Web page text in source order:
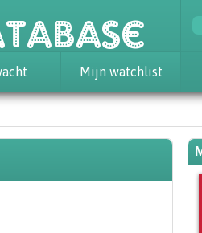
Mijn watchlist